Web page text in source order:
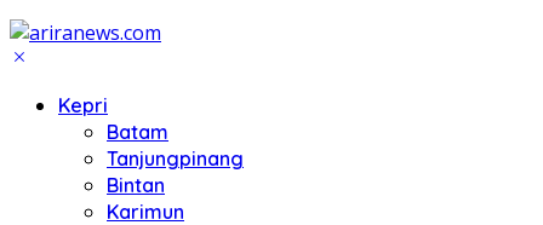
Kepri
Batam
Tanjungpinang
Bintan
Karimun